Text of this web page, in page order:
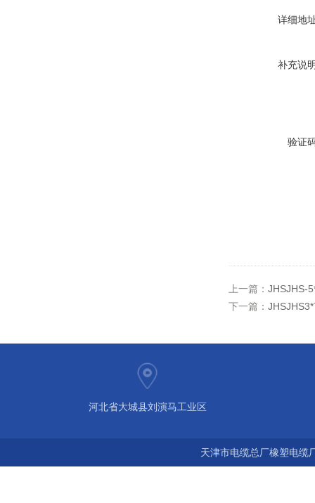
详细地
补充说
验证
上一篇： JHSJHS-
下一篇：
河北省大城县刘演马工业区
天津市电缆总厂橡塑电